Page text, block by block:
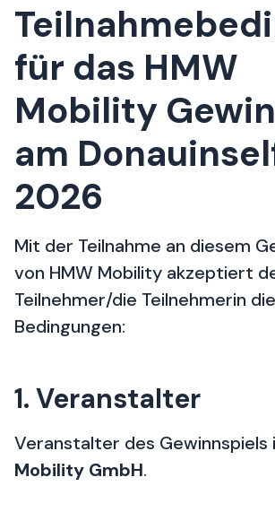
für das HMW
Mobility
am
2026
Mit der Teilnahme an diesem
von HMW Mobility akzeptiert
Teilnehmer/die Teilnehmerin
Bedingungen:
1. Veranstalter
Veranstalter des Gewinnspiels
Mobility GmbH.